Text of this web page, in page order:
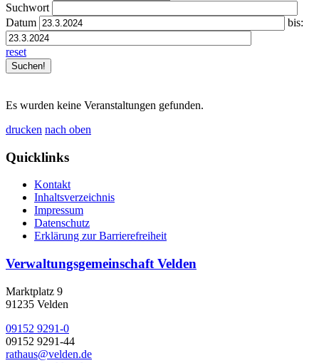
Suchwort
Datum
bis:
reset
Es wurden keine Veranstaltungen gefunden.
drucken nach oben
Quicklinks
Kontakt
Inhaltsverzeichnis
Impressum
Datenschutz
Erklärung zur Barrierefreiheit
Verwaltungsgemeinschaft Velden
Marktplatz 9
91235 Velden
09152 9291-0
09152 9291-44
rathaus@velden.de